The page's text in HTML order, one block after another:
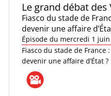
Le grand débat des
Fiasco du stade de
devenir une affaire
Épisode du mercredi 1 juin
Fiasco du stade de France
devenir une affaire d’État ?